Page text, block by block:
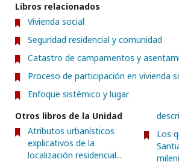
Libros relacionados
Vivienda social
Seguridad residencial y comunidad
Catastro de campamentos y
Proceso de participación en vivienda
Enfoque sistémico y lugar
Otros libros de la Unidad
Atributos urbanísticos
explicativos de la
localización residencial...
Los